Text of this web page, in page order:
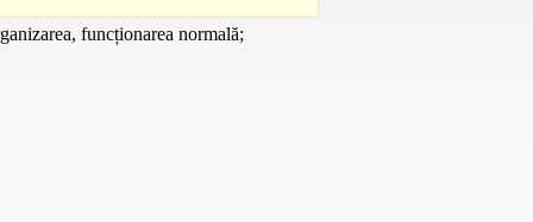
funcționarea normală;